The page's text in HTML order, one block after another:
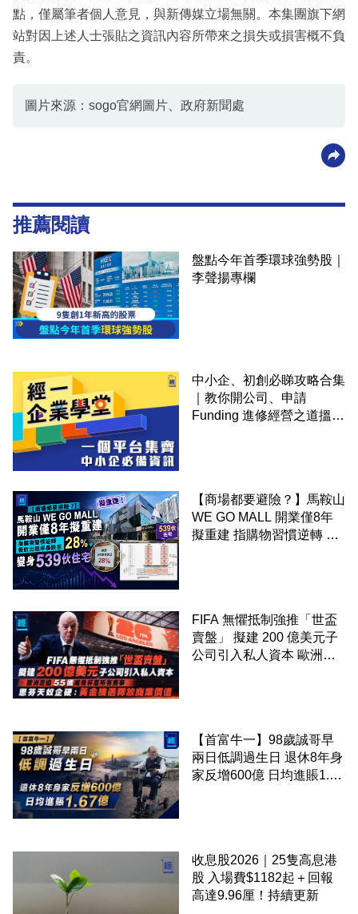
點，僅屬筆者個人意見，與新傳媒立場無關。本集團旗下網
站對因上述人士張貼之資訊內容所帶來之損失或損害概不負
責。
圖片來源：sogo官網圖片、政府新聞處
推薦閱讀
盤點今年首季環球強勢股｜
李聲揚專欄
中小企、初創必睇攻略合集
｜教你開公司、申請
Funding 進修經營之道搵大
【商場都要避險？】馬鞍山
WE GO MALL 開業僅8年
擬重建 指購物習慣逆轉 餐
FIFA 無懼抵制強推「世盃
賣盤」 擬建 200 億美元子
公司引入私人資本 歐洲足
【首富牛一】98歲誠哥早
兩日低調過生日 退休8年身
家反增600億 日均進賬1.67
收息股2026｜25隻高息港
股 入場費$1182起＋回報
高達9.96厘！持續更新